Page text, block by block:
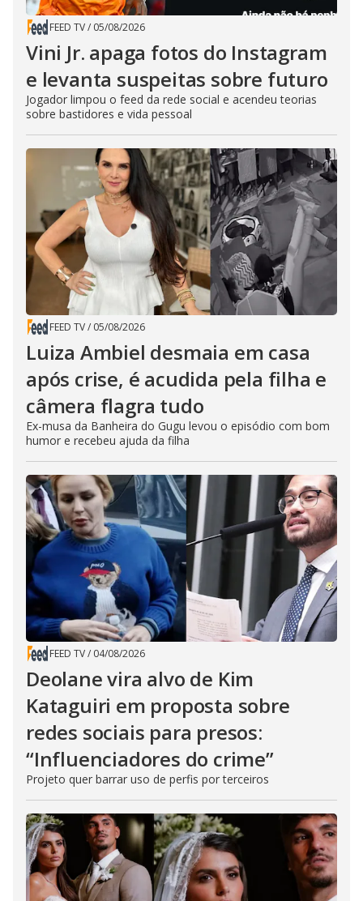
FEED TV/ 05/08/2026
Vini Jr. apaga fotos do Instagram
e levanta suspeitas sobre futuro
Jogador limpou o feed da rede social e acendeu teorias
sobre bastidores e vida pessoal
FEED TV/ 05/08/2026
Luiza Ambiel desmaia em casa
após crise, é acudida pela filha e
câmera flagra tudo
Ex-musa da Banheira do Gugu levou o episódio com bom
humor e recebeu ajuda da filha
FEED TV/ 04/08/2026
Deolane vira alvo de Kim
Kataguiri em proposta sobre
redes sociais para presos:
“Influenciadores do crime”
Projeto quer barrar uso de perfis por terceiros